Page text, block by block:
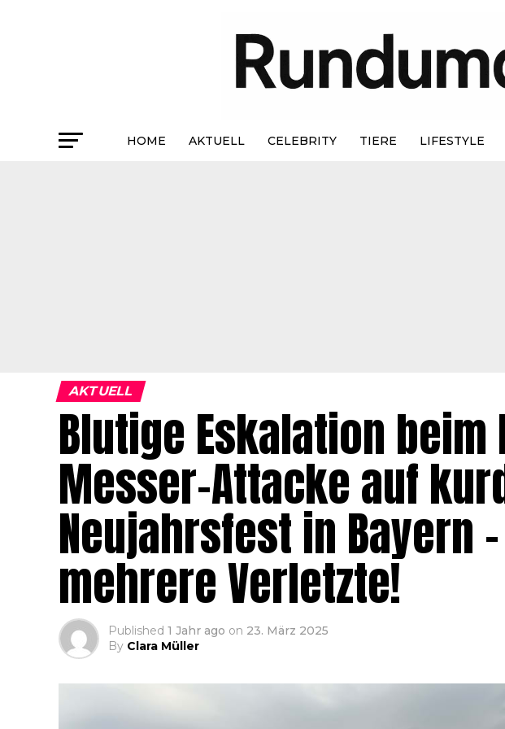
HOME AKTUELL CELEBRITY TIERE LIFESTYLE
AKTUELL
Blutige Eskalation
Messer-Attacke auf
Neujahrsfest in Bayern
mehrere Verletzte!
Published 1 Jahr ago on 23. März 2025
By Clara Müller